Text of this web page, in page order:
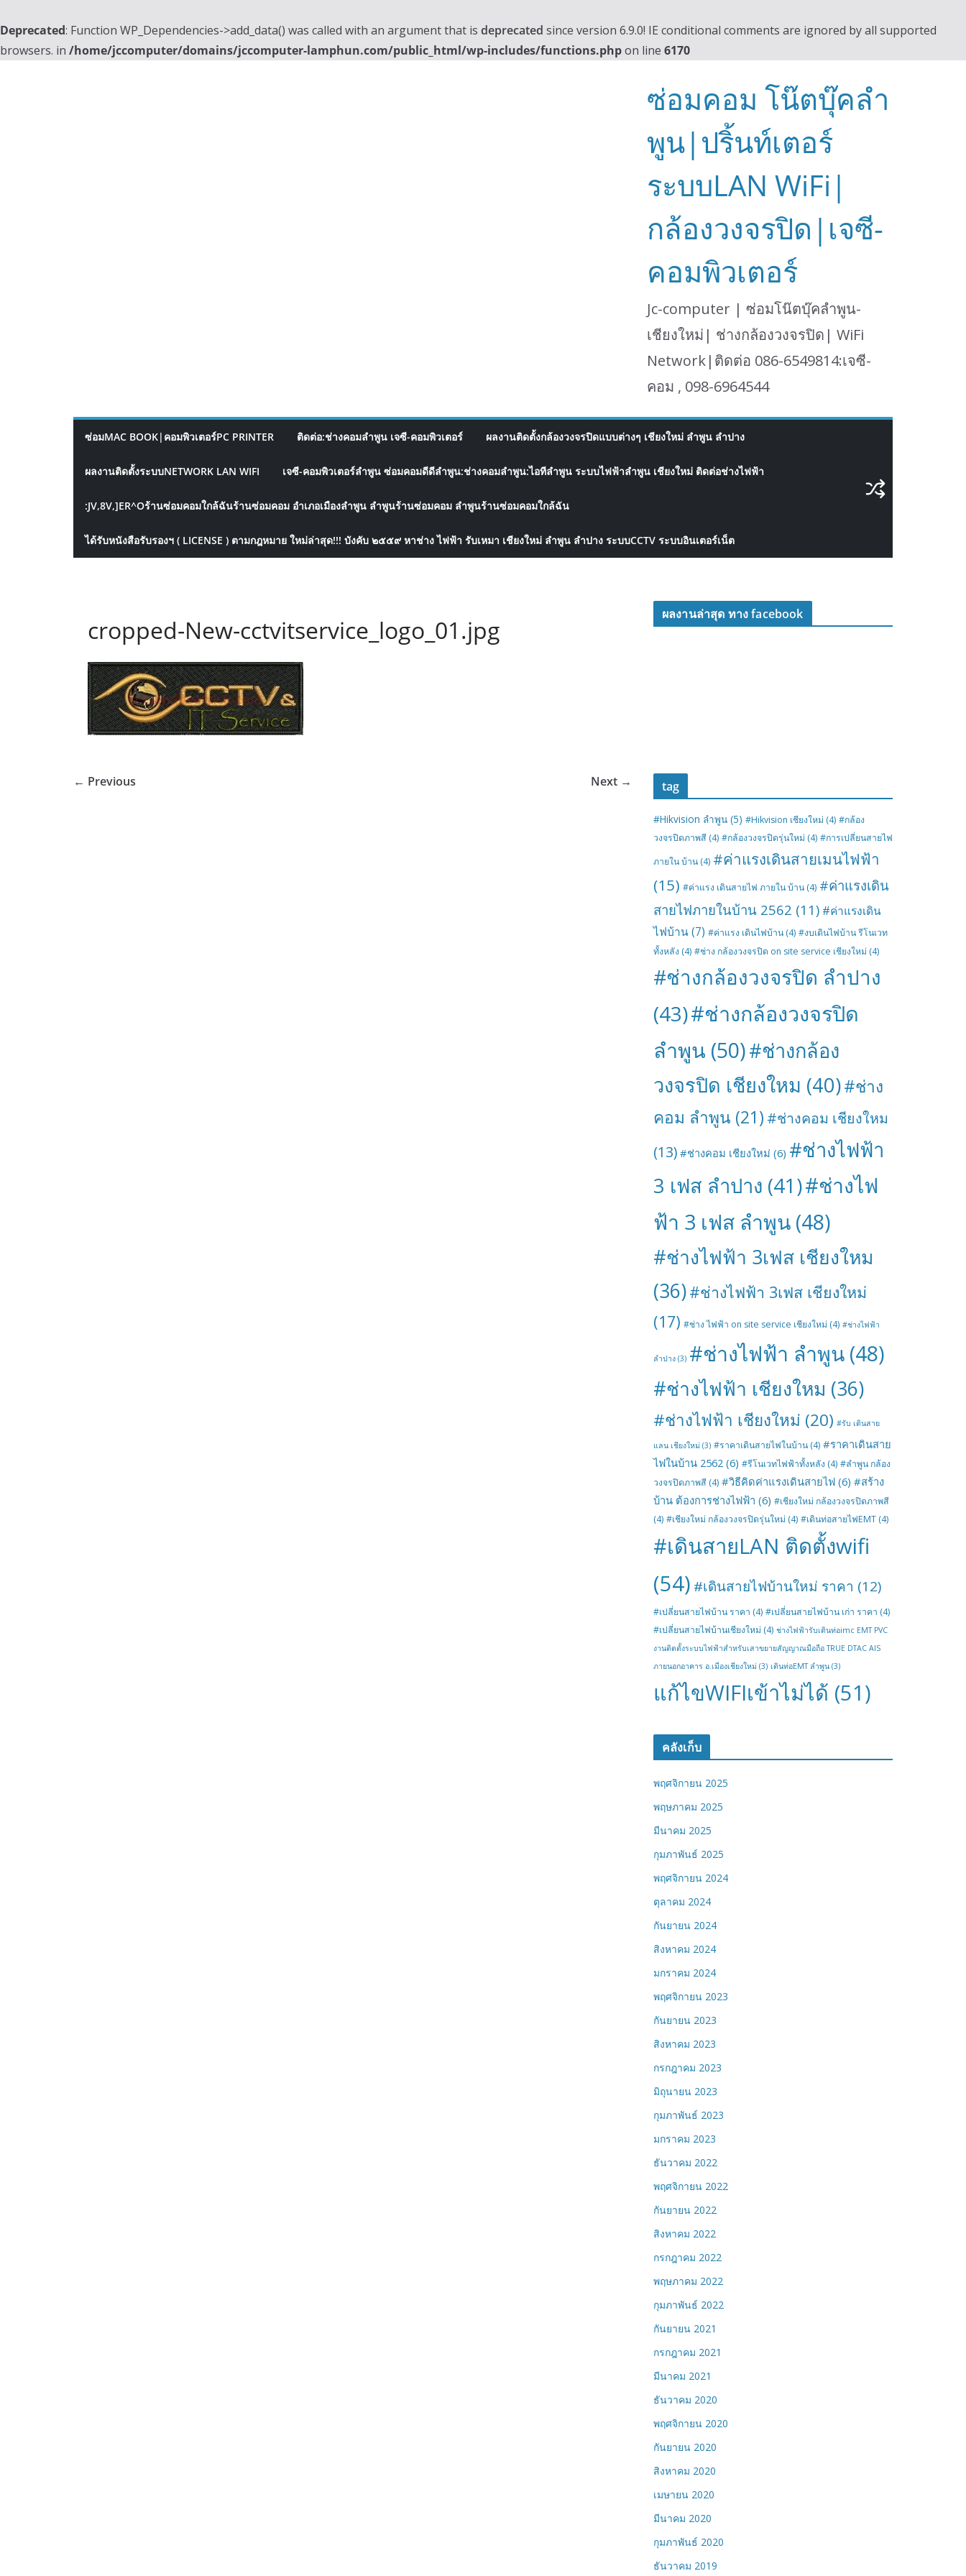
Deprecated: Function WP_Dependencies->add_data() was called with an argument that is deprecated since version 6.9.0! IE conditional comments are ignored by all supported
browsers. in /home/jccomputer/domains/jccomputer-lamphun.com/public_html/wp-includes/functions.phpon line 6170
ซ่อมคอม โน๊ตบุ๊คลำ
พูน|ปริ้นท์เตอร์
ระบบLAN WiFi|
กล้องวงจรปิด|เจซี-
คอมพิวเตอร์
Jc-computer | ซ่อมโน๊ตบุ๊คลำพูน-
เชียงใหม่| ช่างกล้องวงจรปิด| WiFi
Network|ติดต่อ 086-6549814:เจซี-
คอม , 098-6964544
ซ่อมMAC BOOK|คอมพิวเตอร์PC PRINTER ติดต่อ:ช่างคอมลำพูน เจซี-คอมพิวเตอร์ ผลงานติดตั้งกล้องวงจรปิดแบบต่างๆ เชียงใหม่ ลำพูน ลำปาง
ผลงานติดตั้งระบบNETWORK LAN WIFI เจซี-คอมพิวเตอร์ลำพูน ซ่อมคอมดีดีลำพูน:ช่างคอมลำพูน:ไอทีลำพูน ระบบไฟฟ้าลำพูน เชียงใหม่ ติดต่อช่างไฟฟ้า
:JV,8V,]ER^Oร้านซ่อมคอมใกล้ฉันร้านซ่อมคอม อำเภอเมืองลำพูน ลำพูนร้านซ่อมคอม ลำพูนร้านซ่อมคอมใกล้ฉัน
ได้รับหนังสือรับรองฯ ( LICENSE ) ตามกฎหมาย ใหม่ล่าสุด!!! บังคับ ๒๕๕๙ หาช่าง ไฟฟ้า รับเหมา เชียงใหม่ ลำพูน ลำปาง ระบบCCTV ระบบอินเตอร์เน็ต
cropped-New-cctvitservice_logo_01.jpg
← Previous Next →
ผลงานล่าสุด ทาง facebook
tag
#Hikvision ลำพูน (5) #Hikvision เชียงใหม่ (4) #กล้อง
วงจรปิดภาพสี (4) #กล้องวงจรปิดรุ่นใหม่ (4) #การเปลี่ยนสายไฟ
ภายใน บ้าน (4) #ค่าแรงเดินสายเมนไฟฟ้า
(15) #ค่าแรง เดินสายไฟ ภายใน บ้าน (4) #ค่าแรงเดิน
สายไฟภายในบ้าน 2562 (11) #ค่าแรงเดิน
ไฟบ้าน(7) #ค่าแรง เดินไฟบ้าน (4) #งบเดินไฟบ้าน รีโนเวท
ทั้งหลัง (4) #ช่าง กล้องวงจรปิด on site service เชียงใหม่ (4)
#ช่างกล้องวงจรปิด ลำปาง
(43)#ช่างกล้องวงจรปิด
ลำพูน (50)#ช่างกล้อง
วงจรปิด เชียงใหม (40)#ช่าง
คอม ลำพูน (21) #ช่างคอม เชียงใหม
(13) #ช่างคอม เชียงใหม่ (6) #ช่างไฟฟ้า
3 เฟส ลำปาง (41)#ช่างไฟ
ฟ้า 3 เฟส ลำพูน (48)
#ช่างไฟฟ้า 3เฟส เชียงใหม
(36)#ช่างไฟฟ้า 3เฟส เชียงใหม่
(17) #ช่าง ไฟฟ้า on site service เชียงใหม่ (4) #ช่างไฟฟ้า
ลำปาง (3) #ช่างไฟฟ้า ลำพูน (48)
#ช่างไฟฟ้า เชียงใหม (36)
#ช่างไฟฟ้า เชียงใหม่ (20) #รับ เดินสาย
แลน เชียงใหม่ (3) #ราคาเดินสายไฟในบ้าน (4) #ราคาเดินสาย
ไฟในบ้าน 2562 (6) #รีโนเวทไฟฟ้าทั้งหลัง (4) #ลำพูน กล้อง
วงจรปิดภาพสี (4) #วิธีคิดค่าแรงเดินสายไฟ (6) #สร้าง
บ้าน ต้องการช่างไฟฟ้า (6) #เชียงใหม่ กล้องวงจรปิดภาพสี
(4) #เชียงใหม่ กล้องวงจรปิดรุ่นใหม่ (4) #เดินท่อสายไฟEMT (4)
#เดินสายLAN ติดตั้งwifi
(54) #เดินสายไฟบ้านใหม่ ราคา (12)
#เปลี่ยนสายไฟบ้าน ราคา (4) #เปลี่ยนสายไฟบ้าน เก่า ราคา (4)
#เปลี่ยนสายไฟบ้านเชียงใหม่ (4) ช่างไฟฟ้ารับเดินท่อimc EMT PVC
งานติดตั้งระบบไฟฟ้าสำหรับเสาขยายสัญญาณมือถือ TRUE DTAC AIS
ภายนอกอาคาร อ.เมืองเชียงใหม่ (3) เดินท่อEMT ลำพูน (3)
แก้ไขWIFIเข้าไม่ได้ (51)
คลังเก็บ
พฤศจิกายน 2025
พฤษภาคม 2025
มีนาคม 2025
กุมภาพันธ์ 2025
พฤศจิกายน 2024
ตุลาคม 2024
กันยายน 2024
สิงหาคม 2024
มกราคม 2024
พฤศจิกายน 2023
กันยายน 2023
สิงหาคม 2023
กรกฎาคม 2023
มิถุนายน 2023
กุมภาพันธ์ 2023
มกราคม 2023
ธันวาคม 2022
พฤศจิกายน 2022
กันยายน 2022
สิงหาคม 2022
กรกฎาคม 2022
พฤษภาคม 2022
กุมภาพันธ์ 2022
กันยายน 2021
กรกฎาคม 2021
มีนาคม 2021
ธันวาคม 2020
พฤศจิกายน 2020
กันยายน 2020
สิงหาคม 2020
เมษายน 2020
มีนาคม 2020
กุมภาพันธ์ 2020
ธันวาคม 2019